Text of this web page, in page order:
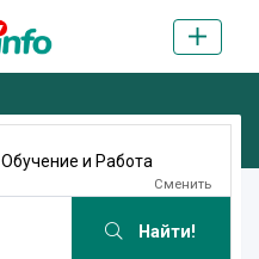
Обучение и Работа
Сменить
Найти!